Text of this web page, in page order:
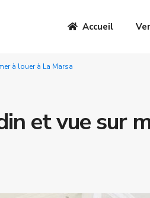
Accueil
à louer à La Marsa
et vue sur